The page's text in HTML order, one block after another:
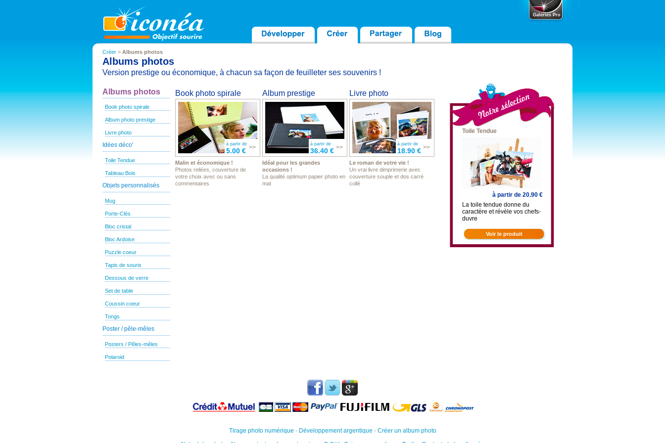
Galeries Pro
Créer > Albums photos
Albums photos
Version prestige ou économique, à chacun sa façon de feuilleter ses souvenirs !
Albums photos
Book photo spirale
Album photo prestige
Livre photo
Idées déco'
Toile Tendue
Tableau Bois
Objets personnalisés
Mug
Porte-Clés
Bloc cristal
Bloc Ardoise
Puzzle coeur
Tapis de souris
Dessous de verre
Set de table
Coussin coeur
Tongs
Poster / pêle-mêles
Posters / Pêles-mêles
Polaroid
Book photo spirale
à partir de
5.00 € >>
Malin et économique !
Photos reliées, couverture de
votre choix avec ou sans
commentaires
Album prestige
à partir de
36.40 € >>
Idéal pour les grandes
occasions !
La qualité optimum papier photo en
mat
Livre photo
à partir de
18.90 € >>
Le roman de votre vie !
Un vrai livre dimprimerie avec
couverture souple et dos carré
collé
Toile Tendue
à partir de 20.90 €
La toile tendue donne du
caractère et révèle vos chefs-
duvre
Voir le produit
Tirage photo numérique - Développement argentique - Créer un album photo